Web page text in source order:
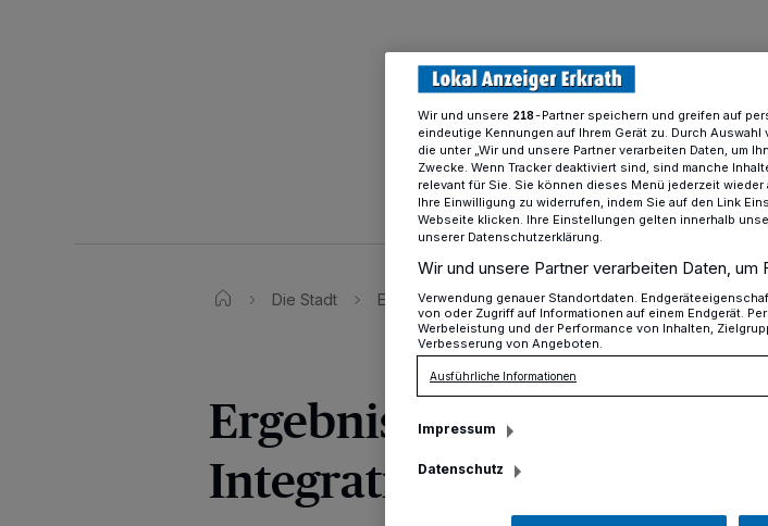
Die Stadt Ergebnisse der Integrationsratswahl 2020
Ergebnisse der
Integrationsratswahl 2020
Wir und unsere 218-Partner speichern und greifen auf
eindeutige Kennungen auf Ihrem Gerät zu. Durch
die unter „Wir und unsere Partner verarbeiten Daten, um
Zwecke. Wenn Tracker deaktiviert sind, sind manche
relevant für Sie. Sie können dieses Menü jederzeit
Ihre Einwilligung zu widerrufen, indem Sie auf den Link
Webseite klicken. Ihre Einstellungen gelten innerhalb
unserer Datenschutzerklärung.
Wir und unsere Partner verarbeiten Daten, um
Verwendung genauer Standortdaten.
von oder Zugriff auf Informationen auf einem Endgerät.
Werbeleistung und der Performance von Inhalten,
Verbesserung von Angeboten.
Ausführliche Informationen
Impressum
Datenschutz